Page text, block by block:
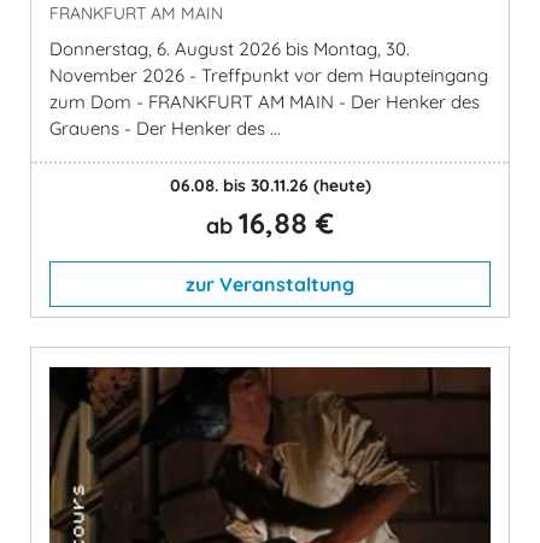
FRANKFURT AM MAIN
Donnerstag, 6. August 2026 bis Montag, 30.
November 2026 - Treffpunkt vor dem Haupteingang
zum Dom - FRANKFURT AM MAIN - Der Henker des
Grauens - Der Henker des ...
06.08. bis 30.11.26 (heute)
ab 16,88 €
zur Veranstaltung